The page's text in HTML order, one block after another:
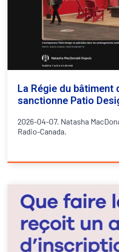
La Régie du bâtiment
sanctionne Patio
2026-04-07. Natasha
Radio-Canada.